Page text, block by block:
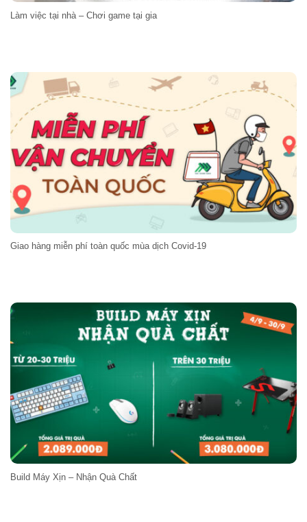
Làm việc tại nhà – Chơi game tại gia
Giao hàng miễn phí toàn quốc mùa dịch Covid-19
Build Máy Xịn – Nhận Quà Chất